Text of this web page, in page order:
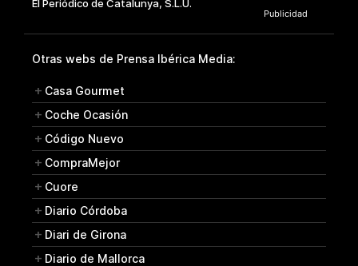
Otras webs de Prensa Ibérica Media:
Casa Gourmet
Coche Ocasión
Código Nuevo
CompraMejor
Cuore
Diario Córdoba
Diari de Girona
Diario de Mallorca